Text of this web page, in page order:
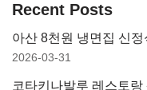
Recent Posts
아산 8천원 냉면집 신
2026-03-31
코타키나발루 레스토랑